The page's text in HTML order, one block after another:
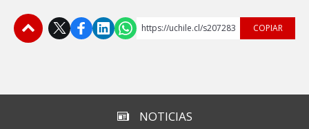
https://uchile.cl/s207283 COPIAR
NOTICIAS